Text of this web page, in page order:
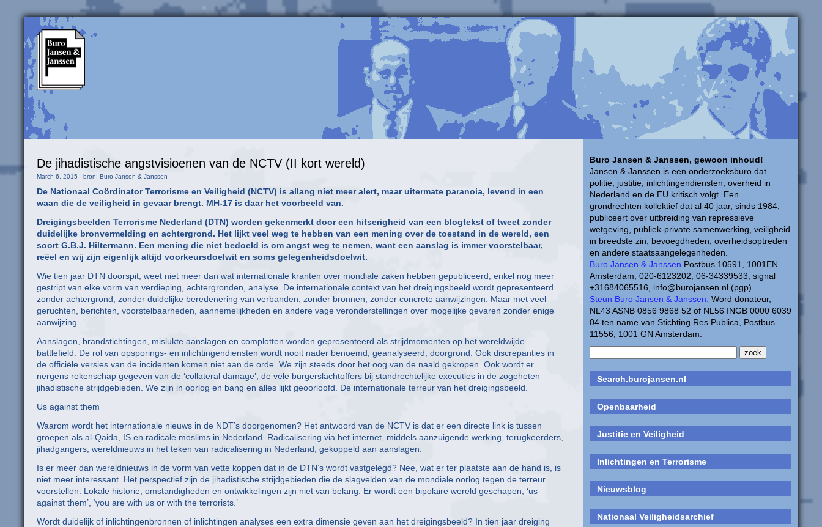
Buro Jansen & Janssen, gewoon inhoud!
Jansen & Janssen is een onderzoeksburo dat
politie, justitie, inlichtingendiensten, overheid in
Nederland en de EU kritisch volgt. Een
grondrechten kollektief dat al 40 jaar, sinds 1984,
publiceert over uitbreiding van repressieve
wetgeving, publiek-private samenwerking, veiligheid
in breedste zin, bevoegdheden, overheidsoptreden
en andere staatsaangelegenheden.
Buro Jansen & Janssen Postbus 10591, 1001EN
Amsterdam, 020-6123202, 06-34339533, signal
+31684065516, info@burojansen.nl (pgp)
Steun Buro Jansen & Janssen. Word donateur,
NL43 ASNB 0856 9868 52 of NL56 INGB 0000 6039
04 ten name van Stichting Res Publica, Postbus
11556, 1001 GN Amsterdam.
Search.burojansen.nl
Openbaarheid
Justitie en Veiligheid
Inlichtingen en Terrorisme
Nieuwsblog
Nationaal Veiligheidsarchief
De jihadistische angstvisioenen van de NCTV (II kort wereld)
March 6, 2015 - bron: Buro Jansen & Janssen
De Nationaal Coördinator Terrorisme en Veiligheid (NCTV) is allang niet meer alert, maar uitermate paranoia, levend in een
waan die de veiligheid in gevaar brengt. MH-17 is daar het voorbeeld van.
Dreigingsbeelden Terrorisme Nederland (DTN) worden gekenmerkt door een hitserigheid van een blogtekst of tweet zonder
duidelijke bronvermelding en achtergrond. Het lijkt veel weg te hebben van een mening over de toestand in de wereld, een
soort G.B.J. Hiltermann. Een mening die niet bedoeld is om angst weg te nemen, want een aanslag is immer voorstelbaar,
reëel en wij zijn eigenlijk altijd voorkeursdoelwit en soms gelegenheidsdoelwit.
Wie tien jaar DTN doorspit, weet niet meer dan wat internationale kranten over mondiale zaken hebben gepubliceerd, enkel nog meer
gestript van elke vorm van verdieping, achtergronden, analyse. De internationale context van het dreigingsbeeld wordt gepresenteerd
zonder achtergrond, zonder duidelijke beredenering van verbanden, zonder bronnen, zonder concrete aanwijzingen. Maar met veel
geruchten, berichten, voorstelbaarheden, aannemelijkheden en andere vage veronderstellingen over mogelijke gevaren zonder enige
aanwijzing.
Aanslagen, brandstichtingen, mislukte aanslagen en complotten worden gepresenteerd als strijdmomenten op het wereldwijde
battlefield. De rol van opsporings- en inlichtingendiensten wordt nooit nader benoemd, geanalyseerd, doorgrond. Ook discrepanties in
de officiële versies van de incidenten komen niet aan de orde. We zijn steeds door het oog van de naald gekropen. Ook wordt er
nergens rekenschap gegeven van de ‘collateral damage’, de vele burgerslachtoffers bij standrechtelijke executies in de zogeheten
jihadistische strijdgebieden. We zijn in oorlog en bang en alles lijkt geoorloofd. De internationale terreur van het dreigingsbeeld.
Us against them
Waarom wordt het internationale nieuws in de NDT’s doorgenomen? Het antwoord van de NCTV is dat er een directe link is tussen
groepen als al-Qaida, IS en radicale moslims in Nederland. Radicalisering via het internet, middels aanzuigende werking, terugkeerders,
jihadgangers, wereldnieuws in het teken van radicalisering in Nederland, gekoppeld aan aanslagen.
Is er meer dan wereldnieuws in de vorm van vette koppen dat in de DTN’s wordt vastgelegd? Nee, wat er ter plaatste aan de hand is, is
niet meer interessant. Het perspectief zijn de jihadistische strijdgebieden die de slagvelden van de mondiale oorlog tegen de terreur
voorstellen. Lokale historie, omstandigheden en ontwikkelingen zijn niet van belang. Er wordt een bipolaire wereld geschapen, ‘us
against them’, ‘you are with us or with the terrorists.’
Wordt duidelijk of inlichtingenbronnen of inlichtingen analyses een extra dimensie geven aan het dreigingsbeeld? In tien jaar dreiging